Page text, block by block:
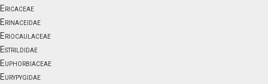
Ericaceae
Erinaceidae
Eriocaulaceae
Estrildidae
Euphorbiaceae
Eurypygidae